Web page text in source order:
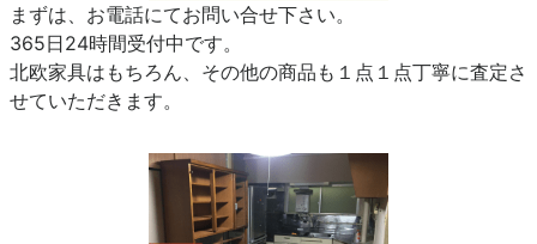
まずは、お電話にてお問い合せ下さい。
365日24時間受付中です。
北欧家具はもちろん、その他の商品も１点１点丁寧に査定さ
せていただきます。